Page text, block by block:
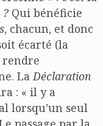
Qui bénéficie
, chacun, et donc
écarté (la
rendre
LaDéclaration
: « il y a
lorsqu’un seul